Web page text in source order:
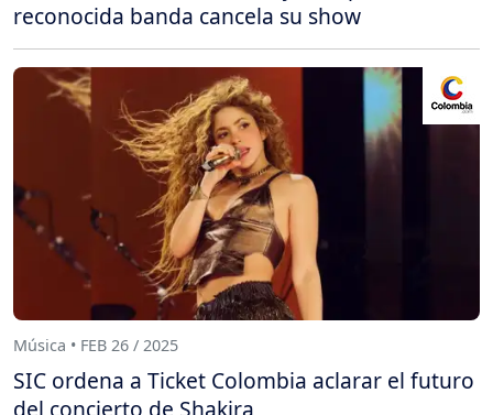
reconocida banda cancela su show
Música • FEB 26 / 2025
SIC ordena a Ticket Colombia aclarar el futuro
del concierto de Shakira